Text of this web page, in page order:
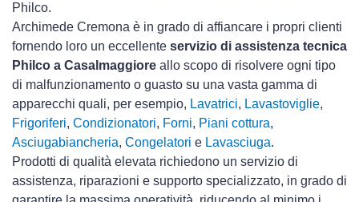
Philco.
Archimede Cremona è in grado di affiancare i propri clienti
fornendo loro un eccellente servizio di assistenza tecnica
Philco a Casalmaggiore allo scopo di risolvere ogni tipo
di malfunzionamento o guasto su una vasta gamma di
apparecchi quali, per esempio, Lavatrici, Lavastoviglie,
Frigoriferi, Condizionatori, Forni, Piani cottura,
Asciugabiancheria, Congelatori e Lavasciuga.
Prodotti di qualità elevata richiedono un servizio di
assistenza, riparazioni e supporto specializzato, in grado di